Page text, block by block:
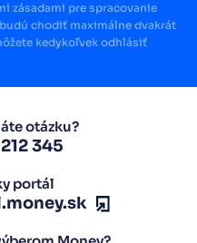
zásadami pre spracovanie
chodiť maximálne dvakrát
kedykoľvek odhlásiť
otázku?
345
portál